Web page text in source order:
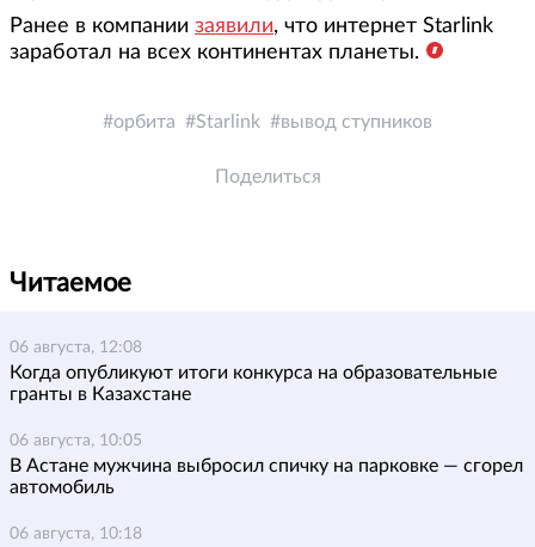
Ранее в компании заявили, что интернет Starlink
заработал на всех континентах планеты.
орбита Starlink вывод ступников
Поделиться
Читаемое
06 августа, 12:08
Когда опубликуют итоги конкурса на образовательные
гранты в Казахстане
06 августа, 10:05
В Астане мужчина выбросил спичку на парковке — сгорел
автомобиль
06 августа, 10:18